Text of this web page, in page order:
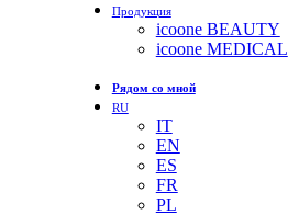
Продукция
icoone BEAUTY
icoone MEDICAL
Рядом со мной
RU
IT
EN
ES
FR
PL